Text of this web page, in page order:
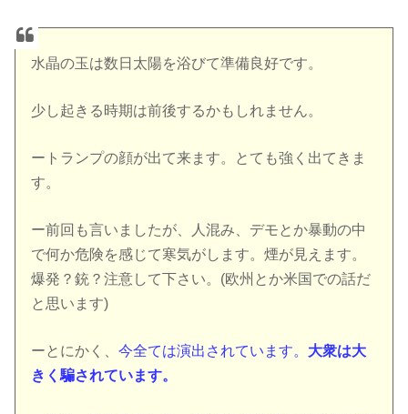
水晶の玉は数日太陽を浴びて準備良好です。
少し起きる時期は前後するかもしれません。
ートランプの顔が出て来ます。とても強く出てきま
す。
ー前回も言いましたが、人混み、デモとか暴動の中
で何か危険を感じて寒気がします。煙が見えます。
爆発？銃？注意して下さい。(欧州とか米国での話だ
と思います)
ーとにかく、今全ては演出されています。 大衆は大
きく騙されています。